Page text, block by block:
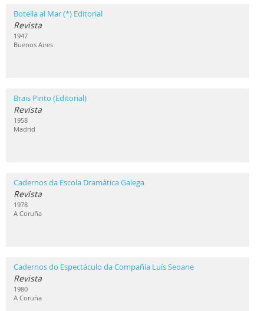
Botella al Mar (*) Editorial
Revista
1947
Buenos Aires
Brais Pinto (Editorial)
Revista
1958
Madrid
Cadernos da Escola Dramática Galega
Revista
1978
A Coruña
Cadernos do Espectáculo da Compañía Luís Seoane
Revista
1980
A Coruña